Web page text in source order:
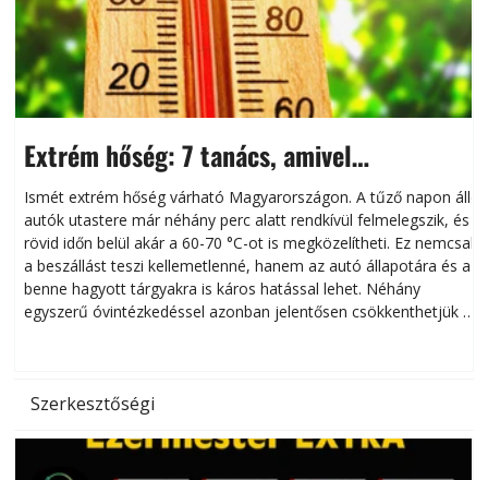
Extrém hőség: 7 tanács, amivel
megóvhatjuk autónkat a nyári károktól
Ismét extrém hőség várható Magyarországon. A tűző napon álló
autók utastere már néhány perc alatt rendkívül felmelegszik, és
rövid időn belül akár a 60-70 °C-ot is megközelítheti. Ez nemcsak
a beszállást teszi kellemetlenné, hanem az autó állapotára és a
benne hagyott tárgyakra is káros hatással lehet. Néhány
egyszerű óvintézkedéssel azonban jelentősen csökkenthetjük a
Szerkesztőségi